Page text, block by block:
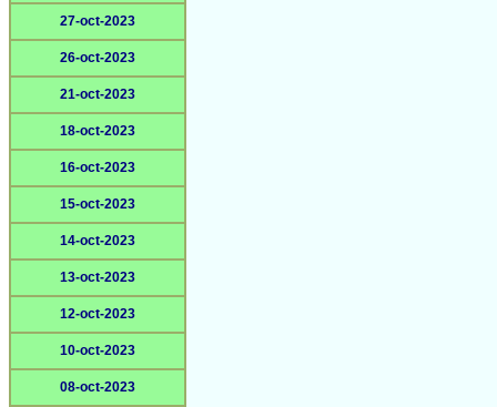
27-oct-2023
26-oct-2023
21-oct-2023
18-oct-2023
16-oct-2023
15-oct-2023
14-oct-2023
13-oct-2023
12-oct-2023
10-oct-2023
08-oct-2023